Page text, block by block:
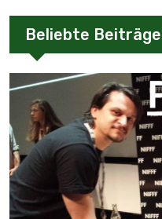
Beliebte Beiträge